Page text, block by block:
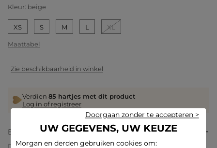
geselecteerd
Kleur: beige
XS S M L XL
Maattabel
Zie beschikbaarheid in winkel
Verdien 85 hartjes met dit product
Log in of registreer
Beschrijving
Deze tricot jurk belichaamt een moderne vrouwelijkheid met
UW GEGEVENS, UW KEUZE
Morgan en derden gebruiken cookies om:
Doorgaan zonder te accepteren >